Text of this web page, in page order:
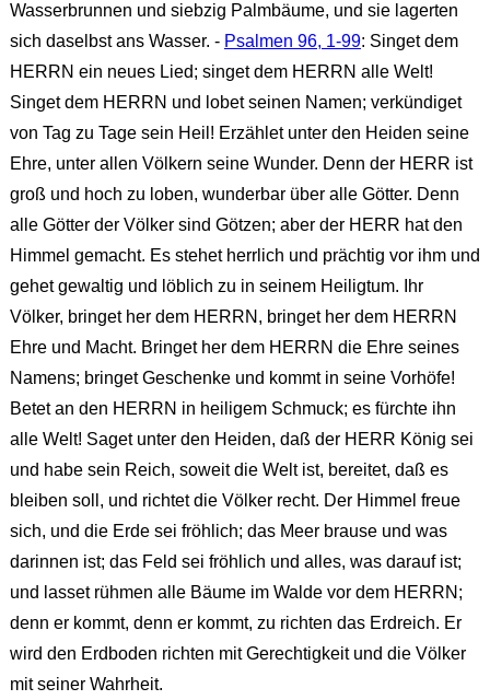
Wasserbrunnen und siebzig Palmbäume, und sie lagerten
sich daselbst ans Wasser. - Psalmen 96, 1-99: Singet dem
HERRN ein neues Lied; singet dem HERRN alle Welt!
Singet dem HERRN und lobet seinen Namen; verkündiget
von Tag zu Tage sein Heil! Erzählet unter den Heiden seine
Ehre, unter allen Völkern seine Wunder. Denn der HERR ist
groß und hoch zu loben, wunderbar über alle Götter. Denn
alle Götter der Völker sind Götzen; aber der HERR hat den
Himmel gemacht. Es stehet herrlich und prächtig vor ihm und
gehet gewaltig und löblich zu in seinem Heiligtum. Ihr
Völker, bringet her dem HERRN, bringet her dem HERRN
Ehre und Macht. Bringet her dem HERRN die Ehre seines
Namens; bringet Geschenke und kommt in seine Vorhöfe!
Betet an den HERRN in heiligem Schmuck; es fürchte ihn
alle Welt! Saget unter den Heiden, daß der HERR König sei
und habe sein Reich, soweit die Welt ist, bereitet, daß es
bleiben soll, und richtet die Völker recht. Der Himmel freue
sich, und die Erde sei fröhlich; das Meer brause und was
darinnen ist; das Feld sei fröhlich und alles, was darauf ist;
und lasset rühmen alle Bäume im Walde vor dem HERRN;
denn er kommt, denn er kommt, zu richten das Erdreich. Er
wird den Erdboden richten mit Gerechtigkeit und die Völker
mit seiner Wahrheit.